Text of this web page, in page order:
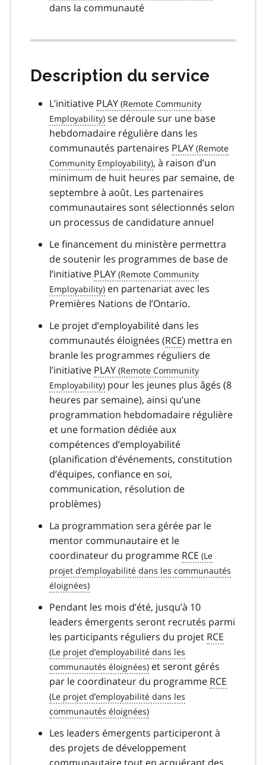
dans la communauté
Description du service
L’initiative PLAY
se déroule sur une base
hebdomadaire régulière dans les
communautés partenaires PLAY
, à raison d’un
minimum de huit heures par semaine, de
septembre à août. Les partenaires
communautaires sont sélectionnés selon
un processus de candidature annuel
Le financement du ministère permettra
de soutenir les programmes de base de
l’initiative PLAY
en partenariat avec les
Premières Nations de l’Ontario.
Le projet d’employabilité dans les
communautés éloignées (RCE) mettra en
branle les programmes réguliers de
l’initiative PLAY
pour les jeunes plus âgés (8
heures par semaine), ainsi qu’une
programmation hebdomadaire régulière
et une formation dédiée aux
compétences d’employabilité
(planification d’événements, constitution
d’équipes, confiance en soi,
communication, résolution de
problèmes)
La programmation sera gérée par le
mentor communautaire et le
coordinateur du programme RCE
Pendant les mois d’été, jusqu’à 10
leaders émergents seront recrutés parmi
les participants réguliers du projet RCE
et seront gérés
par le coordinateur du programme RCE
Les leaders émergents participeront à
des projets de développement